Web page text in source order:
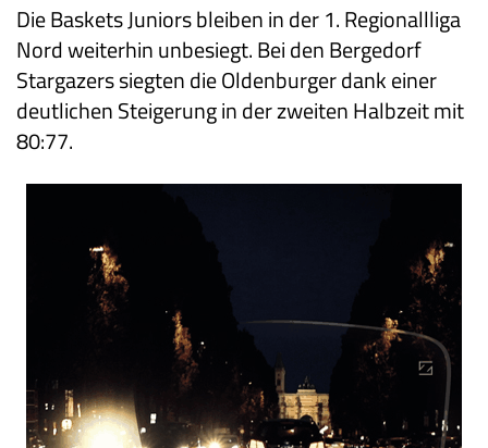
Die Baskets Juniors bleiben in der 1. Regionallliga
Nord weiterhin unbesiegt. Bei den Bergedorf
Stargazers siegten die Oldenburger dank einer
deutlichen Steigerung in der zweiten Halbzeit mit
80:77.